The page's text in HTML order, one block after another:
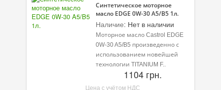
Синтетическое моторное
масло EDGE 0W-30 A5/B5 1л.
Наличие: Нет в наличии
Моторное масло Castrol EDGE
0W-30 A5/B5 произведенно с
использованием новейшей
технологии TITANIUM F..
1104 грн.
Цена с учётом НДС